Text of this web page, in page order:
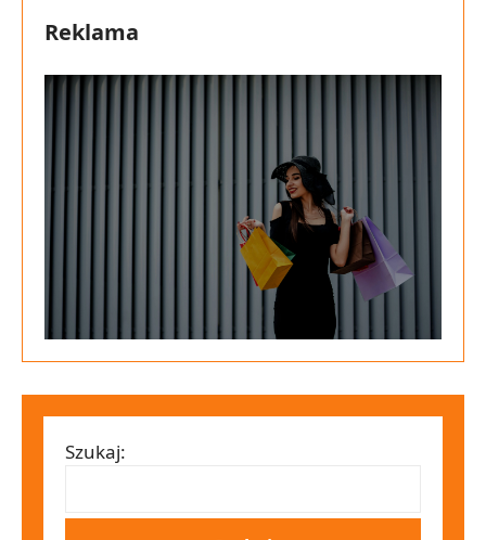
Reklama
Szukaj: